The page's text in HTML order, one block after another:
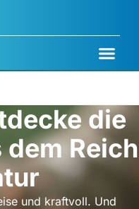
die
Reich
und kraftvoll. Und